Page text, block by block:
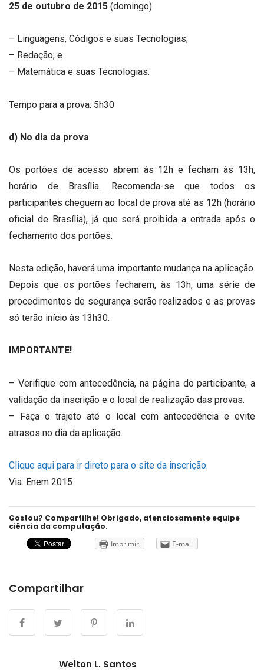
25 de outubro de 2015 (domingo)
– Linguagens, Códigos e suas Tecnologias;
– Redação; e
– Matemática e suas Tecnologias.
Tempo para a prova: 5h30
d) No dia da prova
Os portões de acesso abrem às 12h e fecham às 13h,
horário de Brasília. Recomenda-se que todos os
participantes cheguem ao local de prova até as 12h (horário
oficial de Brasília), já que será proibida a entrada após o
fechamento dos portões.
Nesta edição, haverá uma importante mudança na aplicação.
Depois que os portões fecharem, às 13h, uma série de
procedimentos de segurança serão realizados e as provas
só terão início às 13h30.
IMPORTANTE!
– Verifique com antecedência, na página do participante, a
validação da inscrição e o local de realização das provas.
– Faça o trajeto até o local com antecedência e evite
atrasos no dia da aplicação.
Clique aqui para ir direto para o site da inscrição.
Via. Enem 2015
Gostou? Compartilhe! Obrigado, atenciosamente equipe
ciência da computação.
Imprimir
E-mail
Compartilhar
Welton L. Santos